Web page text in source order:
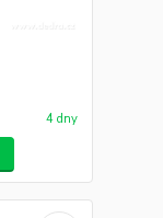
4 dny